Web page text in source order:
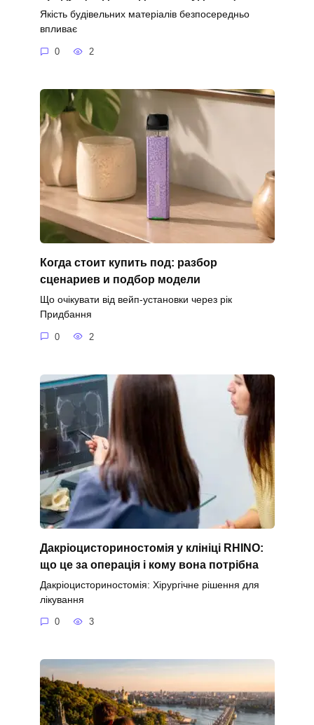
Якість будівельних матеріалів безпосередньо
впливає
0 2
Когда стоит купить под: разбор
сценариев и подбор модели
Що очікувати від вейп-установки через рік
Придбання
0 2
Дакріоцисториностомія у клініці RHINO:
що це за операція і кому вона потрібна
Дакріоцисториностомія: Хірургічне рішення для
лікування
0 3